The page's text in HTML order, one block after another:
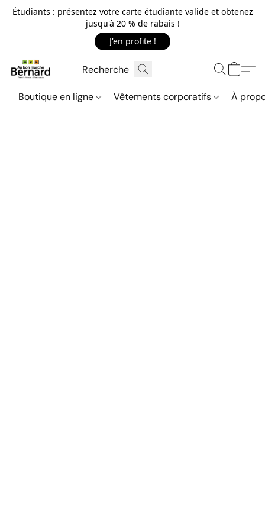
Étudiants : présentez votre carte étudiante valide et obtenez
jusqu'à 20 % de rabais !
J'en profite !
Boutique en ligne Vêtements corporatifs À